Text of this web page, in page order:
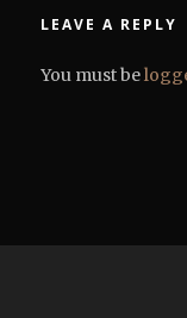
LEAVE A REPLY
You must be